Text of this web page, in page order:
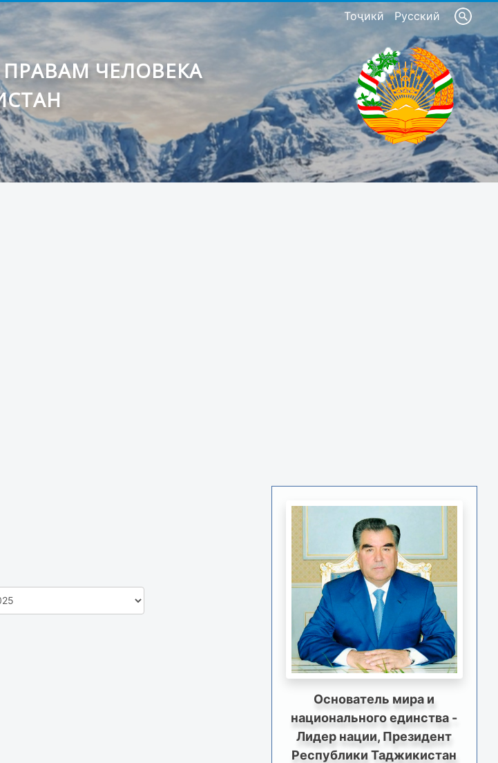
Тоҷикӣ Русский
ЧЕЛОВЕКА
Основатель мира и
национального единства -
Лидер нации, Президент
Республики Таджикистан